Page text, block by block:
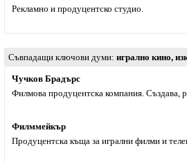
Рекламно и продуцентско студио.
Съвпадащи ключови думи игрално кино,
Чучков Брадърс
Филмова продуцентска компания. Създава,
Филммейкър
Продуцентска къща за игрални филми и